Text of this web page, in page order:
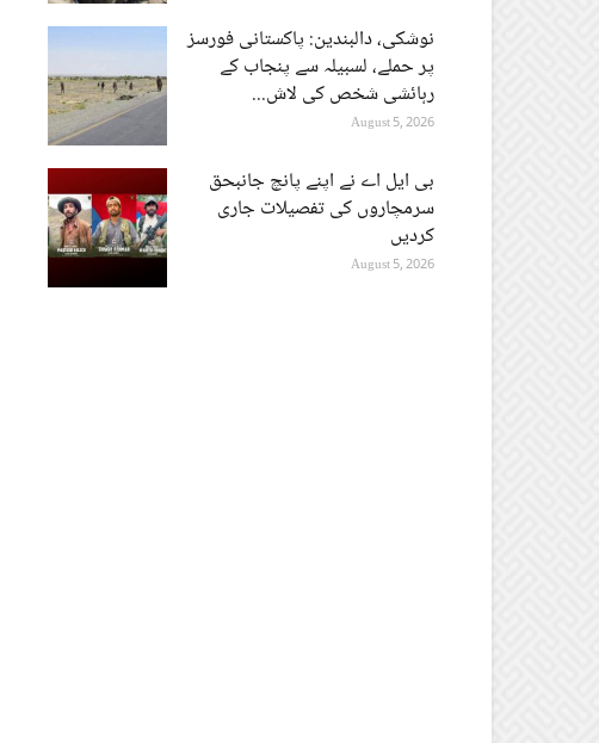
نوشکی، دالبندین: پاکستانی فورسز
پر حملے، لسبیلہ سے پنجاب کے
رہائشی شخص کی لاش...
August 5, 2026
بی ایل اے نے اپنے پانچ جانبحق
سرمچاروں کی تفصیلات جاری
کردیں
August 5, 2026